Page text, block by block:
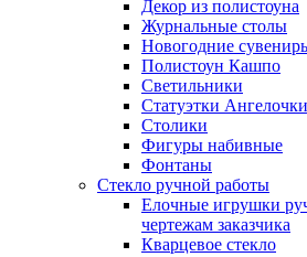
Декор из полистоуна
Журнальные столы
Новогодние
Полистоун Кашпо
Светильники
Статуэтки
Столики
Фигуры набивные
Фонтаны
Стекло ручной работы
Елочные игрушки
чертежам заказчика
Кварцевое стекло